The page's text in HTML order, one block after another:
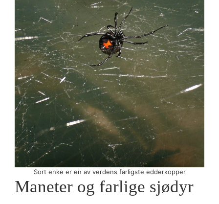
Sort enke er en av verdens farligste edderkopper
Maneter og farlige sjødyr